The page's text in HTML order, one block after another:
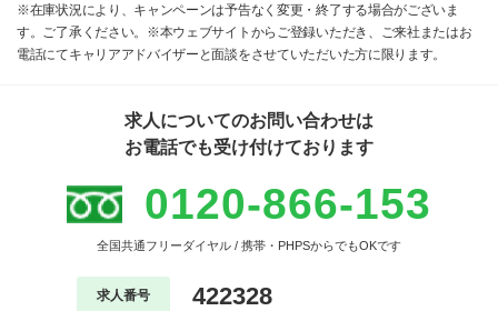
※在庫状況により、キャンペーンは予告なく変更・終了する場合がございま
す。ご了承ください。※本ウェブサイトからご登録いただき、ご来社またはお
電話にてキャリアアドバイザーと面談をさせていただいた方に限ります。
求人についてのお問い合わせは
お電話でも受け付けております
0120-866-153
全国共通フリーダイヤル / 携帯・PHPSからでもOKです
求人番号 422328